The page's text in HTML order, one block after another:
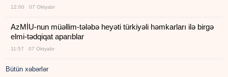
12:00 07 Oktyabr
AzMİU-nun müəllim-tələbə heyəti türkiyəli həmkarları ilə birgə
elmi-tədqiqat aparıblar
11:57 07 Oktyabr
Bütün xəbərlər